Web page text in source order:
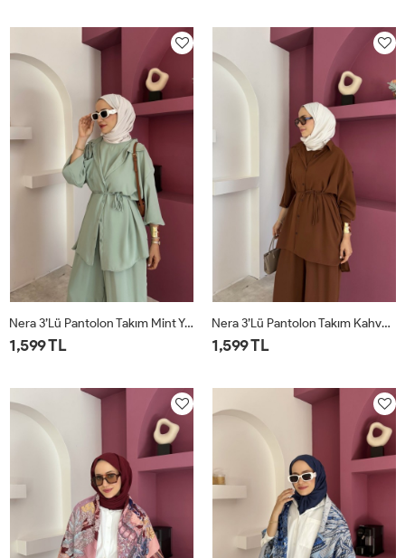
Nera 3’lü Pantolon Takım Mint Yeşili
1,599 TL
Nera 3’lü Pantolon Takım Kahverengi
1,599 TL